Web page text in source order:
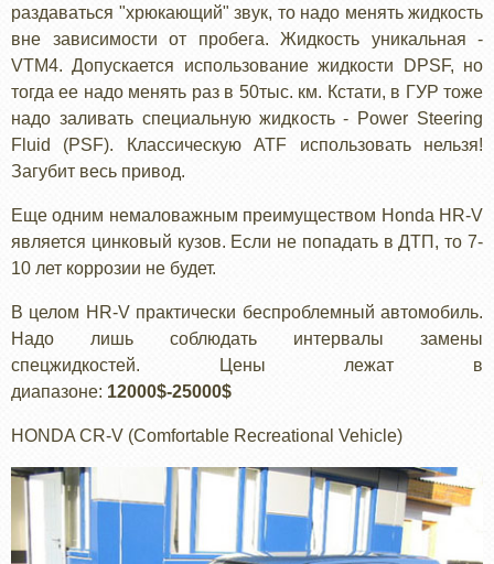
раздаваться "хрюкающий" звук, то надо менять жидкость
вне зависимости от пробега. Жидкость уникальная -
VTM4. Допускается использование жидкости DPSF, но
тогда ее надо менять раз в 50тыс. км. Кстати, в ГУР тоже
надо заливать специальную жидкость - Power Steering
Fluid (PSF). Классическую ATF использовать нельзя!
Загубит весь привод.
Еще одним немаловажным преимуществом Honda HR-V
является цинковый кузов. Если не попадать в ДТП, то 7-
10 лет коррозии не будет.
В целом HR-V практически беспроблемный автомобиль.
Надо лишь соблюдать интервалы замены
спецжидкостей. Цены лежат в
диапазоне: 12000$-25000$
HONDA СR-V (Comfortable Recreational Vehicle)